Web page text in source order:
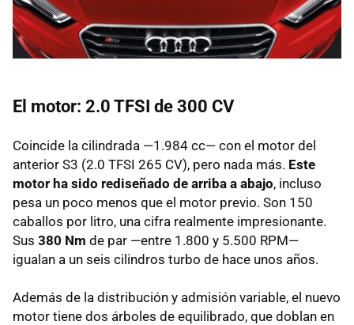
El motor: 2.0 TFSI de 300 CV
Coincide la cilindrada —1.984 cc— con el motor del
anterior S3 (2.0 TFSI 265 CV), pero nada más. Este
motor ha sido rediseñado de arriba a abajo, incluso
pesa un poco menos que el motor previo. Son 150
caballos por litro, una cifra realmente impresionante.
Sus 380 Nm de par —entre 1.800 y 5.500 RPM—
igualan a un seis cilindros turbo de hace unos años.
Además de la distribución y admisión variable, el nuevo
motor tiene dos árboles de equilibrado, que doblan en